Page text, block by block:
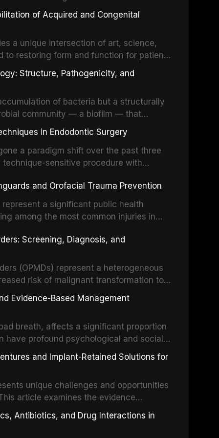
procedures are indicated not merely
the restoration of functional occlusion,
of Acquired and Congenital
a unique intersection of art, science,
to restoring form and function for patients
of the head and neck region. These
challenging rehabilitation scenarios in
Structure, Pathogenicity, and
of bacteria but a structurally
community — a biofilm — that
epithelia. The biofilm mode of existence
resident microorganisms, including
in Endodontic Surgery
a paradigm shift over the past three
sensitive procedure with
illumination, and biomaterials. When
and Orofacial Trauma Prevention
a significant public health
among the most common injuries in
the gold standard for orofacial
and discusses the broader role
medicine.
Screening, Diagnosis, and
(OPMDs) represent a heterogeneous
risk of malignant transformation to
detection through systematic
can significantly improve patient
most common OPMDs encountered in
Evidence-Based Management
breath, affects a significant proportion
have profound psychological and social
review explores the multifactorial
on the role of volatile sulfur
management protocols for dental
and Implant-Retained Solutions for
unique challenges and opportunities
article examines the evidence
as a transformative treatment
compares various attachment
Antibiotics, and Drug Interactions in